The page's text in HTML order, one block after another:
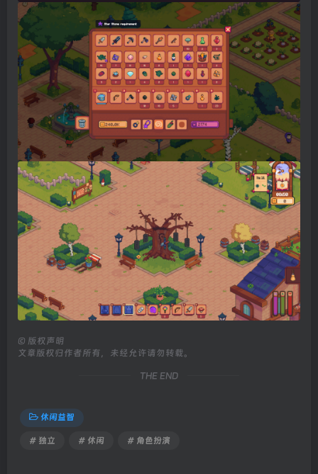
© 版权声明
文章版权归作者所有，未经允许请勿转载。
THE END
休闲益智
# 独立 # 休闲 # 角色扮演